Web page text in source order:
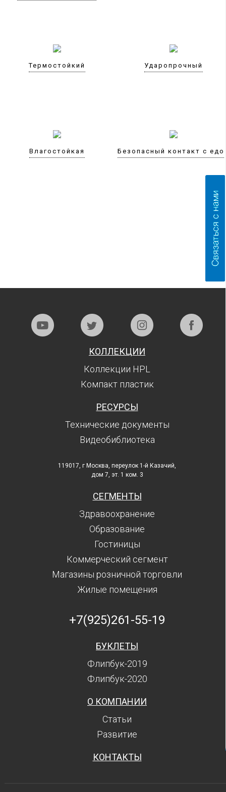
Термостойкий Ударопрочный
Влагостойкая Безопасный контакт с
КОЛЛЕКЦИИ
Коллекции HPL
Компакт пластик
РЕСУРСЫ
Технические документы
Видеобиблиотека
119017, г Москва, переулок 1-й Казачий,
дом 7, эт. 1 ком. 3
СЕГМЕНТЫ
Здравоохранение
Образование
Гостиницы
Коммерческий сегмент
Магазины розничной торговли
Жилые помещения
+7(925)261-55-19
БУКЛЕТЫ
Флипбук-2019
Флипбук-2020
О КОМПАНИИ
Статьи
Развитие
КОНТАКТЫ